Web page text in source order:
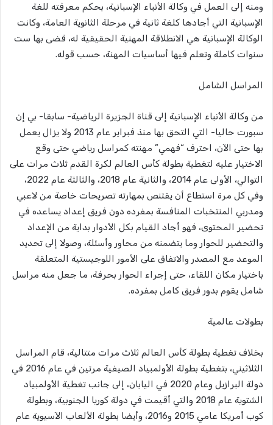
ومنه إلى العمل في وكالة الأنباء الإسبانية، بحكم معرفته للغة
الإسبانية التي أجادها كلغة ثانية في مرحلة الثانوية العامة، وكانت
الوكالة الإسبانية هي الانطلاقة المهنية الحقيقية له، قضى بها ست
سنوات كاملة وتعلم فيها أساسيات المهنة، حسب قوله.
المراسل الشامل
من وكالة الأنباء الإسبانية إلى قناة الجزيرة الرياضية- سابقا- بي إن
سبورت حاليا- التي التحق بها منذ فبراير عام 2013 ولا يزال يعمل
بها حتى الآن، احترف “فهمي” مهنته كمراسل رياضي حتى وقع
الاختيار عليه لتغطية بطولة كأس العالم لكرة القدم ثلاث مرات على
التوالي، الأولى عام 2014، والثانية عام 2018، والثالثة عام 2022،
وفي كل مرة استطاع أن يقتنص بمهارته تصريحات خاصة من لاعبي
ومدربي المنتخبات المنافسة بمفرده دون فريق إعداد يساعده في
تحضير المحتوى، فهو أجاد القيام بكل الأدوار بداية من الإعداد
والتحضير للحوار وما يتضمنه من محاور وأسئلة، وصولا إلى تحديد
الموعد مع المصدر والاتفاق على الأمور اللوجيستية المتعلقة
باختيار مكان اللقاء، حتى إجراء الحوار بحرفة، ما جعل منه مراسل
شامل يقوم بدور فريق كامل بمفرده.
بطولات عالمية
بخلاف تغطية بطولة كأس العالم ثلاث مرات متتالية، قام المراسل
الثلاثيني، بتغطية بطولة الأولمبياد الصيفية مرتين في عام 2016 في
دولة البرازيل وعام 2020 في اليابان، إلى جانب تغطية الأولمبياد
الشتوية عام 2018 والتي أقيمت في دولة كوريا الجنوبية، وبطولة
كوب أمريكا عامي 2015 و2016، وأيضا بطولة الألعاب الآسيوية عام